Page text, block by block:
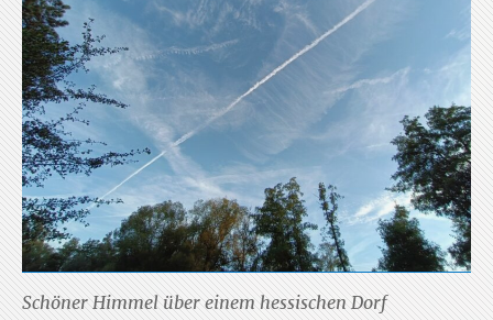
Schöner Himmel über einem hessischen Dorf